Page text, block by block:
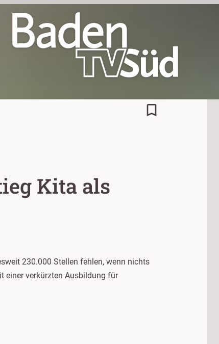
bookmark_border
Kita als
230.000 Stellen fehlen, wenn nichts
einer verkürzten Ausbildung für